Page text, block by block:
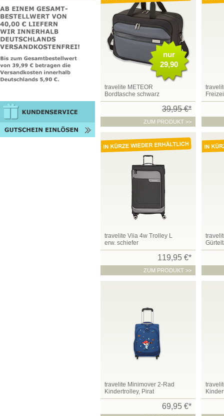
travelite METEOR
Bordtasche schwarz
nur
29,90
39,95 €*
ZUM PRODUKT >>
travelite Viia 4w Trolley L
erw. schiefer
119,95 €*
ZUM PRODUKT >>
travelite Minimover 2-Rad
Kindertrolley, Pirat
69,95 €*